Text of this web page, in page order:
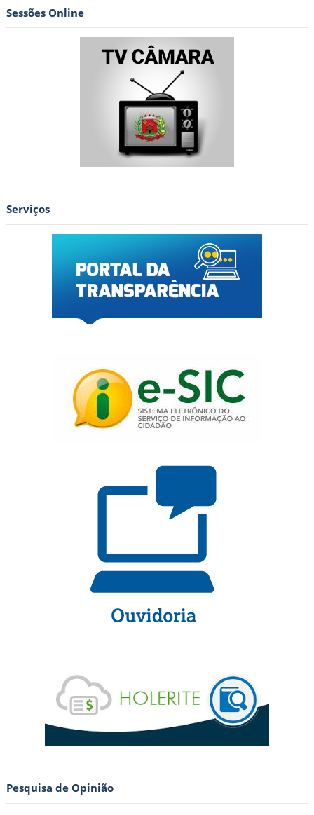
Sessões Online
Serviços
Pesquisa de Opinião